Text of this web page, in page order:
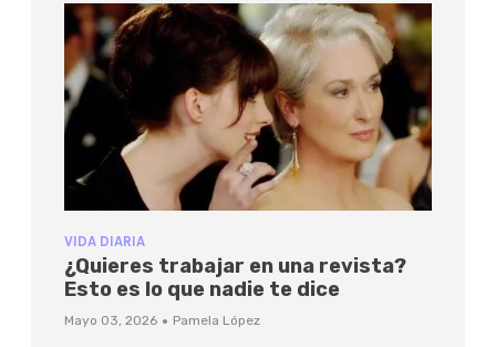
VIDA DIARIA
¿Quieres trabajar en una revista?
Esto es lo que nadie te dice
Mayo 03, 2026 · Pamela López